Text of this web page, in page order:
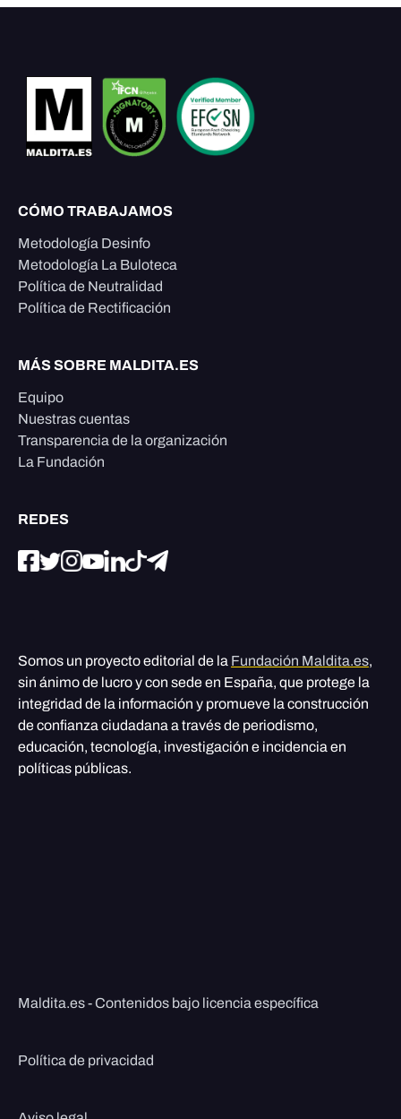
CÓMO TRABAJAMOS
Metodología Desinfo
Metodología La Buloteca
Política de Neutralidad
Política de Rectificación
MÁS SOBRE MALDITA.ES
Equipo
Nuestras cuentas
Transparencia de la organización
La Fundación
REDES
Somos un proyecto editorial de la Fundación Maldita.es,
sin ánimo de lucro y con sede en España, que protege la
integridad de la información y promueve la construcción
de confianza ciudadana a través de periodismo,
educación, tecnología, investigación e incidencia en
políticas públicas.
Maldita.es - Contenidos bajo licencia específica
Política de privacidad